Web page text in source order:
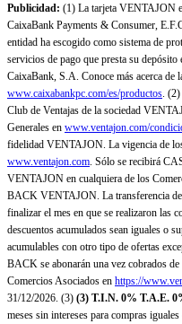
Publicidad: (1) La tarjeta VENTAJON
CaixaBank Payments & Consumer,
entidad ha escogido como sistema de
servicios de pago que presta su depósito
CaixaBank, S.A. Conoce más acerca de
www.caixabankpc.com/es/productos.
Club de Ventajas de la sociedad
Generales en www.ventajon.com/
fidelidad VENTAJON. La vigencia de
www.ventajon.com. Sólo se recibirá
VENTAJON en cualquiera de los
BACK VENTAJON. La transferencia
finalizar el mes en que se realizaron las
descuentos acumulados sean iguales o
acumulables con otro tipo de ofertas
BACK se abonarán una vez cobrados
Comercios Asociados en https://
31/12/2026. (3) (3) T.I.N. 0% T.A.E.
meses sin intereses para compras